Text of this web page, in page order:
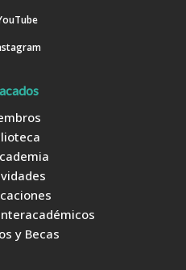
y Becas